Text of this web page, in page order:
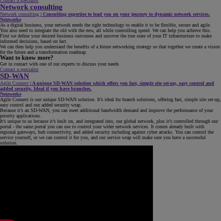
Network consulting
Network consulting | Consulting expertise to lead you on your journey to dynamic network services.
Netzwerke
As a digital business, your network needs the right technology to enable it to be flexible, secure and agile.
You also need to integrate the old with the new, all while controlling spend. We can help you achieve this.
First we define your desired business outcomes and uncover the true state of your IT infrastructure to make
informed decisions, based on fact.
We can then help you understand the benefits of a future networking strategy so that together we create a vision
for the future and a transformation roadmap.
Want to know more?
Get in contact with one of our experts to discuss your needs
Contact a specialist
SD-WAN
Agile Connect | A unique SD-WAN solution which offers you fast, simple site set-up, easy control and
added security. Ideal if you have branches.
Netzwerke
Agile Connect is our unique SD-WAN solution. It’s ideal for branch solutions, offering fast, simple site set-up,
easy control and our added security wrap.
Because it’s an SD-WAN, you can meet additional bandwidth demand and improve the performance of your
priority applications.
It’s unique to us because it’s built on, and integrated into, our global network, plus it’s controlled through our
portal - the same portal you can use to control your wider network services. It comes already built with
regional gateways, hub connectivity, and added security including against cyber attacks. You can control the
service yourself, or we can control it for you, and our service wrap will make sure you have a successful
solution.